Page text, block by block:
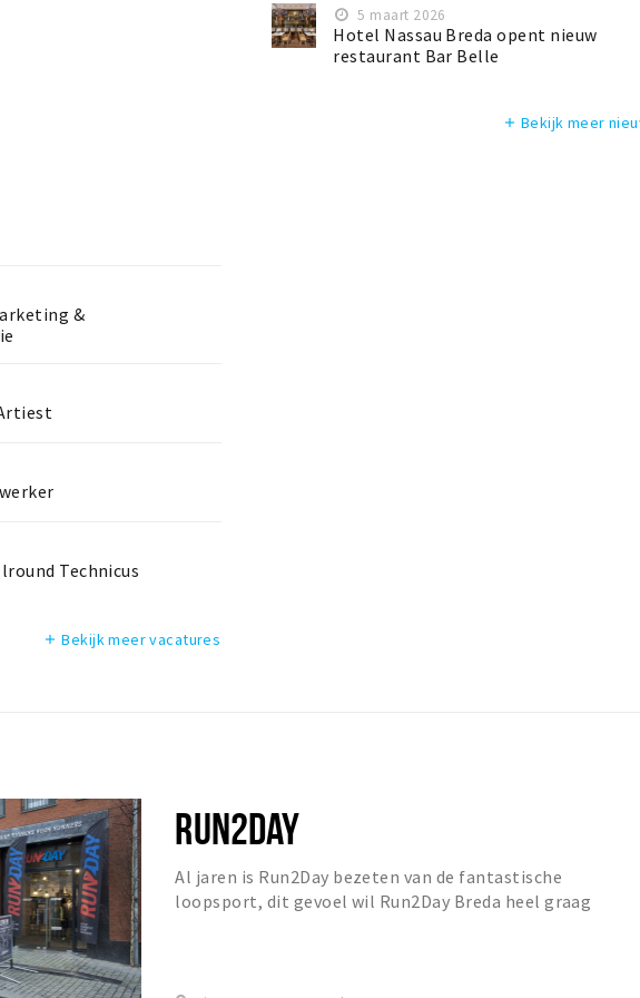
5 maart 2026
Hotel Nassau Breda opent nieuw
restaurant Bar Belle
add Bekijk meer
&
Technicus
add Bekijk meer vacatures
RUN2DAY
Al jaren is Run2Day bezeten van de fantastische
loopsport, dit gevoel wil Run2Day Breda heel graag